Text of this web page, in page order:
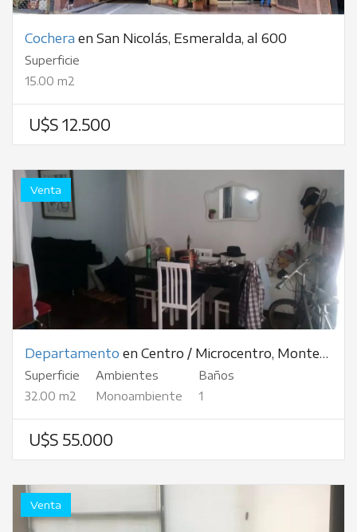
Cochera en San Nicolás, Esmeralda, al 600
Superficie
15.00 m2
U$S 12.500
Venta
Departamento en Centro / Microcentro, Montevideo, al 100
Superficie
32.00 m2
Ambientes
Monoambiente
Baños
1
U$S 55.000
Venta